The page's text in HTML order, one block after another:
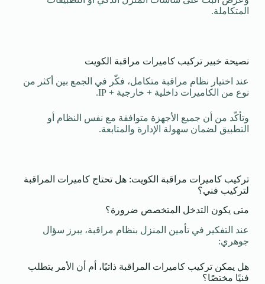
المتكاملة.
نصيحة خبير تركيب كاميرات مراقبة الكويت
عند اختيار نظام مراقبة متكامل، فكّر في الجمع بين أكثر من
نوع من الكاميرات داخلية + خارجية + IP.
وتأكّد من أن جميع الأجهزة متوافقة مع نفس النظام أو
التطبيق لضمان سهولة الإدارة والمتابعة.
تركيب كاميرات مراقبة الكويت: هل تحتاج كاميرات المراقبة
لتركيب فني؟
متى يكون التدخل المتخصص ضرورة؟
عند التفكير في تأمين المنزل بنظام مراقبة، يبرز سؤال
جوهري:
هل يمكن تركيب كاميرات المراقبة ذاتيًا، أم أن الأمر يتطلب
فنيًا مختصًا؟